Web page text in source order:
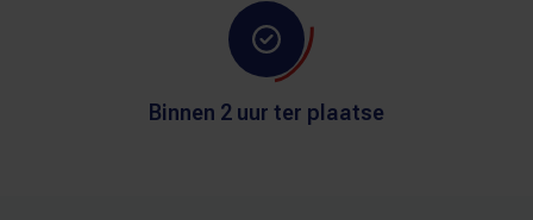
Binnen 2 uur ter plaatse